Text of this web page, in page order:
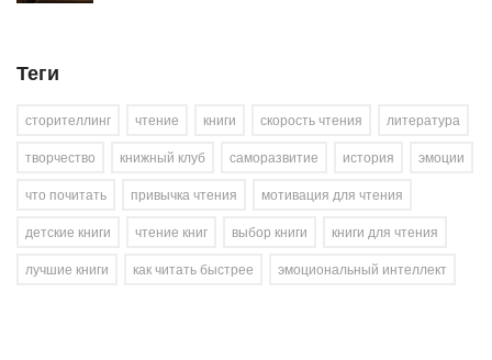
Теги
сторителлинг чтение книги скорость чтения
литература
творчество
книжный клуб саморазвитие история
эмоции
что почитать
привычка чтения
мотивация для чтения
детские книги
чтение книг выбор книги
книги для чтения
лучшие книги
как читать быстрее эмоциональный интеллект